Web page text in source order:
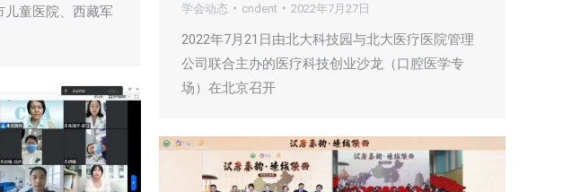
童医院、西藏军
学会动态 cndent 2022年7月27日
2022年7月21日由北大科技园与北大医疗医院管理
公司联合主办的医疗科技创业沙龙（口腔医学专
场）在北京召开